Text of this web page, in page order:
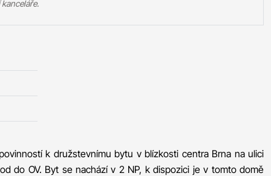
k družstevnímu bytu v blízkosti centra Brna na ulici
do OV. Byt se nachází v 2 NP, k dispozici je v tomto domě